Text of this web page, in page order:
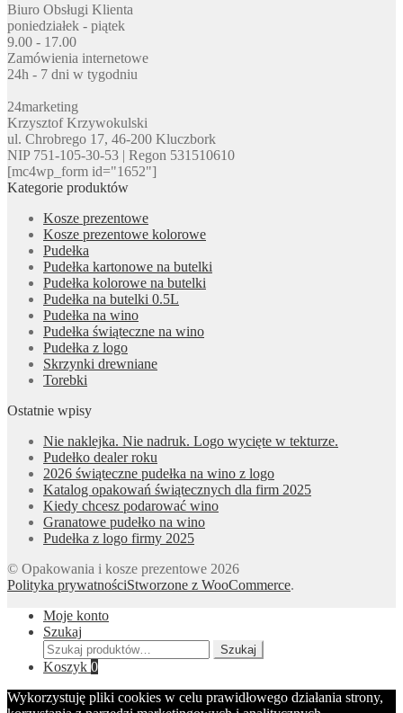
Biuro Obsługi Klienta
poniedziałek - piątek
9.00 - 17.00
Zamówienia internetowe
24h - 7 dni w tygodniu
24marketing
Krzysztof Krzywokulski
ul. Chrobrego 17, 46-200 Kluczbork
NIP 751-105-30-53 | Regon 531510610
[mc4wp_form id="1652"]
Kategorie produktów
Kosze prezentowe
Kosze prezentowe kolorowe
Pudełka
Pudełka kartonowe na butelki
Pudełka kolorowe na butelki
Pudełka na butelki 0.5L
Pudełka na wino
Pudełka świąteczne na wino
Pudełka z logo
Skrzynki drewniane
Torebki
Ostatnie wpisy
Nie naklejka. Nie nadruk. Logo wycięte w tekturze.
Pudełko dealer roku
2026 świąteczne pudełka na wino z logo
Katalog opakowań świątecznych dla firm 2025
Kiedy chcesz podarować wino
Granatowe pudełko na wino
Pudełka z logo firmy 2025
© Opakowania i kosze prezentowe 2026
Polityka prywatnościStworzone z WooCommerce.
Moje konto
Szukaj
Szukaj:
Szukaj
Koszyk 0
Wykorzystuję pliki cookies w celu prawidłowego działania strony,